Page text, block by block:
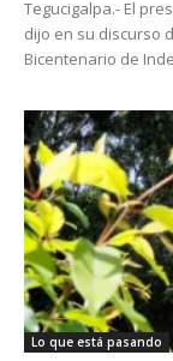
Tegucigalpa.- El
dijo en su discurso
Bicentenario de
Lo que está pasando